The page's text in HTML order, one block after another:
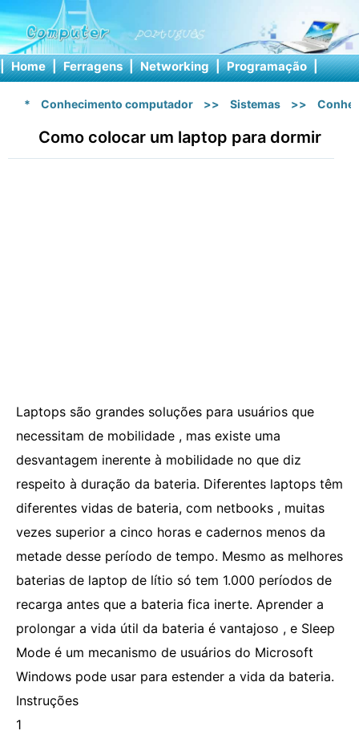
| Home | Ferragens | Networking | Programação |
* Conhecimento computador >> Sistemas >>
Como colocar um laptop para dormir
Laptops são grandes soluções para usuários que
necessitam de mobilidade , mas existe uma
desvantagem inerente à mobilidade no que diz
respeito à duração da bateria. Diferentes laptops têm
diferentes vidas de bateria, com netbooks , muitas
vezes superior a cinco horas e cadernos menos da
metade desse período de tempo. Mesmo as melhores
baterias de laptop de lítio só tem 1.000 períodos de
recarga antes que a bateria fica inerte. Aprender a
prolongar a vida útil da bateria é vantajoso , e Sleep
Mode é um mecanismo de usuários do Microsoft
Windows pode usar para estender a vida da bateria.
Instruções
1